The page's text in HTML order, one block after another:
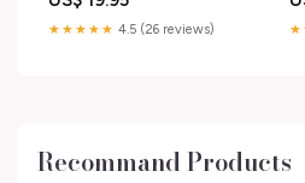
jeans
★★★★★ 4.5 (26 reviews)
Recommand Products